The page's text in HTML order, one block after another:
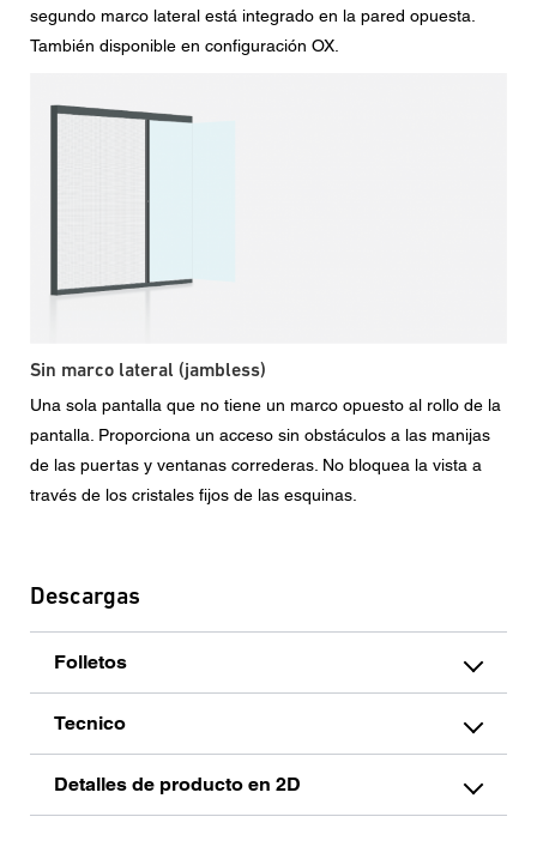
segundo marco lateral está integrado en la pared opuesta.
También disponible en configuración OX.
Sin marco lateral (jambless)
Una sola pantalla que no tiene un marco opuesto al rollo de la
pantalla. Proporciona un acceso sin obstáculos a las manijas
de las puertas y ventanas correderas. No bloquea la vista a
través de los cristales fijos de las esquinas.
Descargas
Folletos
Tecnico
Detalles de producto en 2D